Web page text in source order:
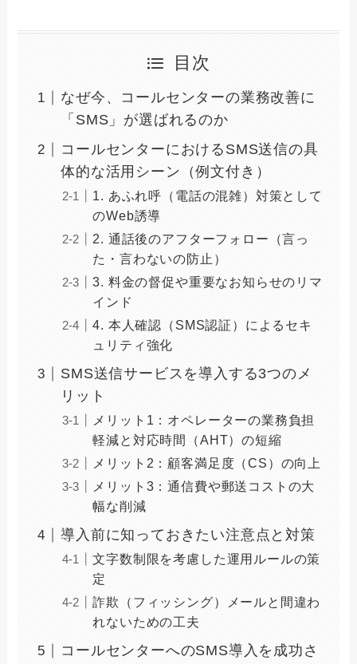
目次
なぜ今、コールセンターの業務改善に
「SMS」が選ばれるのか
コールセンターにおけるSMS送信の具
体的な活用シーン（例文付き）
1. あふれ呼（電話の混雑）対策として
のWeb誘導
2. 通話後のアフターフォロー（言っ
た・言わないの防止）
3. 料金の督促や重要なお知らせのリマ
インド
4. 本人確認（SMS認証）によるセキ
ュリティ強化
SMS送信サービスを導入する3つのメ
リット
メリット1：オペレーターの業務負担
軽減と対応時間（AHT）の短縮
メリット2：顧客満足度（CS）の向上
メリット3：通信費や郵送コストの大
幅な削減
導入前に知っておきたい注意点と対策
文字数制限を考慮した運用ルールの策
定
詐欺（フィッシング）メールと間違わ
れないための工夫
コールセンターへのSMS導入を成功さ